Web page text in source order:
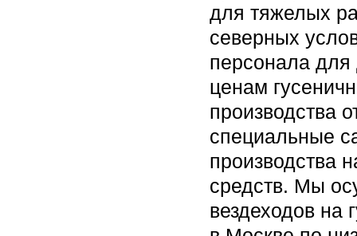
для тяжелых
северных
персонала для
ценам
производства
специальные
производства
средств. Мы
вездеходов на